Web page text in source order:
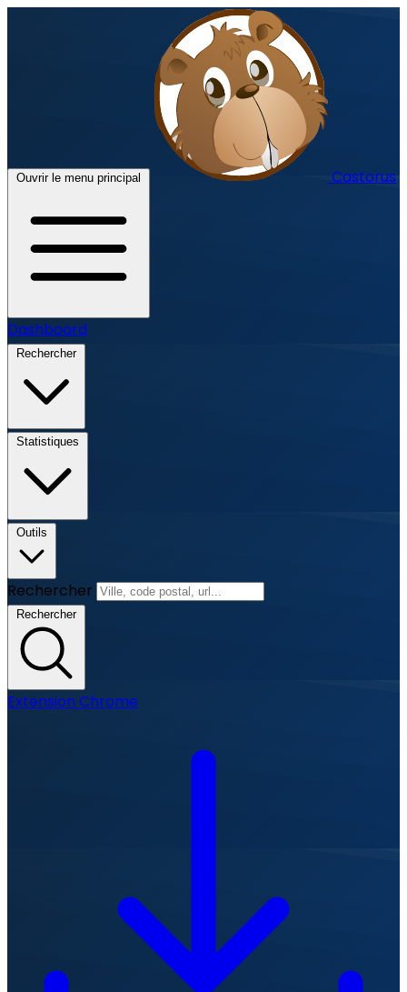
Ouvrir le menu principal Castorus
Dashboard
Rechercher
Statistiques
Outils
Rechercher
Rechercher
Extension Chrome